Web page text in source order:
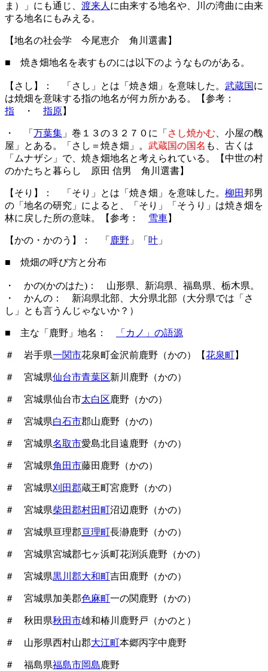
ま）」にも通じ、 渡来人 に由来する地名や、川の湾曲に由来
する地名にもみえる。
【地名の社会学 今尾恵介 角川選書】
■ 焼き畑地名を表すものには以下のようなものがある。
【さし】： 「さし」とは「焼き畑」を意味した。 武蔵国に
は焼畑を意味する指の地名が何カ所かある。【参考：
指 ・ 指原】
・ 「 万葉集 」巻１３の３２７０に「 さし焼かむ 、小屋の醜
屋」とある。「さし＝焼き畑」。 武蔵国の国名 も、古くは
「ムナザシ」で、焼き畑地名と考えられている。【中世の村
のかたちと暮らし 原田 信男 角川選書】
【そり】： 「そり」とは「焼き畑」を意味した。 柳田邦男
の「地名の研究」によると、「そり」「そうり」は焼き畑を
林に戻した所の意味。【参考： 雪車】
【かの・かのう】： 「 鹿野 」「 叶 」
■ 焼畑の呼び方と分布
・ かの(かのはた)： 山形県、新潟県、福島県、栃木県。
・ かんの： 新潟県北部、大分県北部（大分県では「さ
し」とも言うんじゃないか？）
■ 主な「鹿野」地名： 「カノ」の語源
＃ 岩手県一関市花泉町金沢前鹿野（かの）【花泉町】
＃ 宮城県仙台市青葉区新川鹿野（かの）
＃ 宮城県仙台市太白区鹿野（かの）
＃ 宮城県白石市郡山鹿野（かの）
＃ 宮城県名取市愛島北目遠鹿野（かの）
＃ 宮城県角田市藤田鹿野（かの）
＃ 宮城県刈田郡蔵王町宮鹿野（かの）
＃ 宮城県柴田郡村田町沼辺鹿野（かの）
＃ 宮城県亘理郡亘理町長瀞鹿野（かの）
＃ 宮城県宮城郡七ヶ浜町花渕浜鹿野（かの）
＃ 宮城県黒川郡大和町吉田鹿野（かの）
＃ 宮城県加美郡色麻町一の関鹿野（かの）
＃ 秋田県秋田市雄和椿川鹿野戸（かのと）
＃ 山形県西村山郡大江町本郷丙字中鹿野
＃ 福島県福島市岡島鹿野